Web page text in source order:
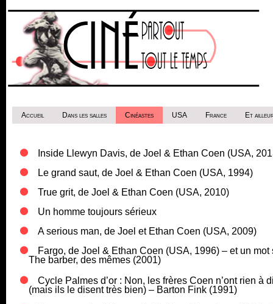
Accueil Dans les salles Cinéastes USA France Et
Inside Llewyn Davis, de Joel & Ethan Coen (USA,
Le grand saut, de Joel & Ethan Coen (USA, 1994)
True grit, de Joel & Ethan Coen (USA, 2010)
Un homme toujours sérieux
A serious man, de Joel et Ethan Coen (USA, 2009)
Fargo, de Joel & Ethan Coen (USA, 1996) – et un mot
The barber, des mêmes (2001)
Cycle Palmes d’or : Non, les frères Coen n’ont rien à
(mais ils le disent très bien) – Barton Fink (1991)